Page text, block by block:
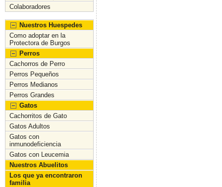
Colaboradores
Nuestros Huespedes
Como adoptar en la
Protectora de Burgos
Perros
Cachorros de Perro
Perros Pequeños
Perros Medianos
Perros Grandes
Gatos
Cachorritos de Gato
Gatos Adultos
Gatos con
inmunodeficiencia
Gatos con Leucemia
Nuestros Abuelitos
Los que ya encontraron
familia